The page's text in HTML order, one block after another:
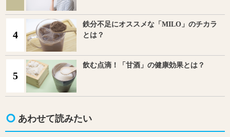
4
鉄分不足にオススメな「MILO」のチカラ
とは？
5
飲む点滴！「甘酒」の健康効果とは？
あわせて読みたい